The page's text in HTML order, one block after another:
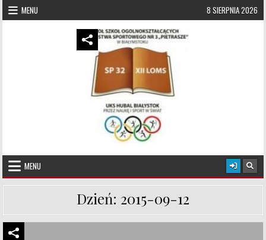
Skip to content
MENU 8 SIERPNIA 2026
UKS Hubal Białystok
MENU
Dzień: 2015-09-12